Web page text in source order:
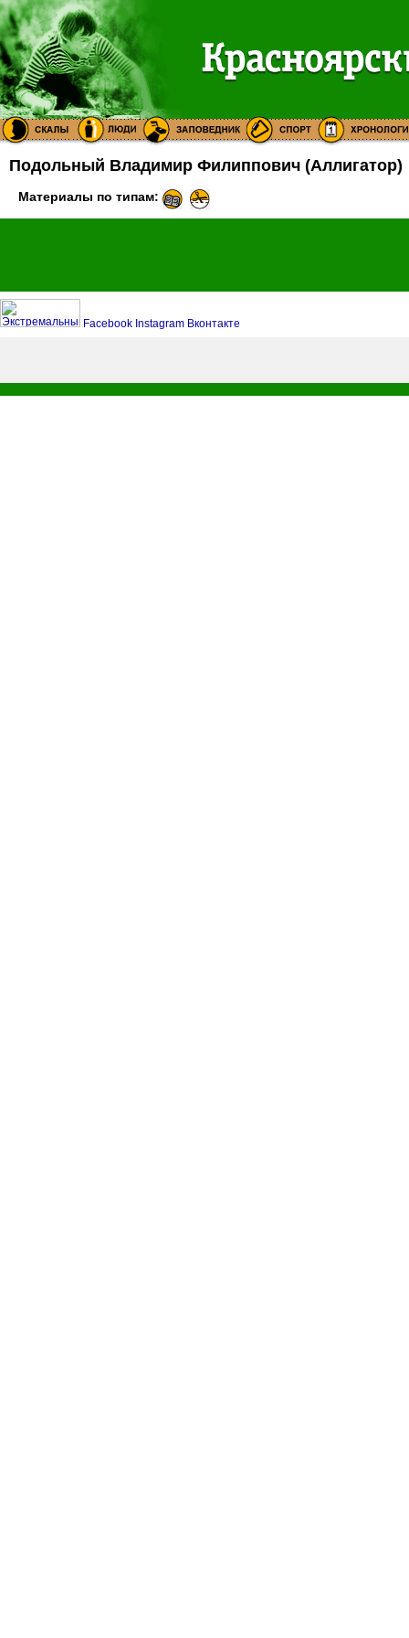
Подольный Владимир Филиппович (Аллигатор)
Материалы по типам:
Facebook Instagram Вконтакте